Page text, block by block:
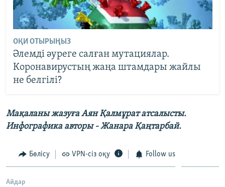
ОҚИ ОТЫРЫҢЫЗ
Әлемді әуреге салған мутациялар.
Коронавирустың жаңа штамдары жайлы
не белгілі?
Мақаланы жазуға Аян Қалмұрат атсалысты.
Инфографика авторы - Жанара Қаңтарбай.
Бөлісу VPN-сіз оқу Follow us
Айдар